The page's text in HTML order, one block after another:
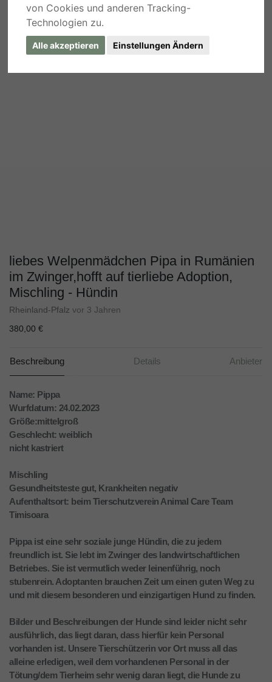
von Cookies und anderen Tracking-
Technologien zu.
Alle akzeptieren Einstellungen Ändern
liebes Welpenmädchen Pipa in Rumänien
im Zwinger,hofft auf tierliebe Adoption,
Mischling - Hündin
Rheinland-Pfalz vor 3 Jahren
380,00 €
Beschreibung Details Anbieter
Name: Pippa
Wurfdatum: 24.02.2023
Größe:mittelgroß
Geschlecht: weiblich
nicht kastriert
Mischling
Gesundheitsteste gut, Krankheiten negativ
Aufenthaltsort: beim Tierschutzverein Animal Care Team
Timisoara
Pippa ist eine sehr soziale junge Hündin, die zu jedem
freundlich ist. Sie lebt im Zwinger des landwirtschaftlichen
Betriebes. Sie ist vermutlich weder leinenführig, noch
stubenrein. Adoptanten brauchen Zeit um einen guten Weg zu
und mit diesem besonderen und einzigartigen Hund zu finden.
Bilder und Beschreibungen der Hunde sind leider nicht sehr
ausführlich, das liegt daran, dass hierfür kein Personal
vorhanden ist. Unsere Tierschützerin vor Ort muss all das
alleine erledigen, weil dem vorhandenen Personal in der
Tötung/dem Tierheim sehr wenig daran liegt, die Hunde zu